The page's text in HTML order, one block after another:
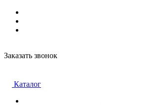
Заказать звонок
Каталог